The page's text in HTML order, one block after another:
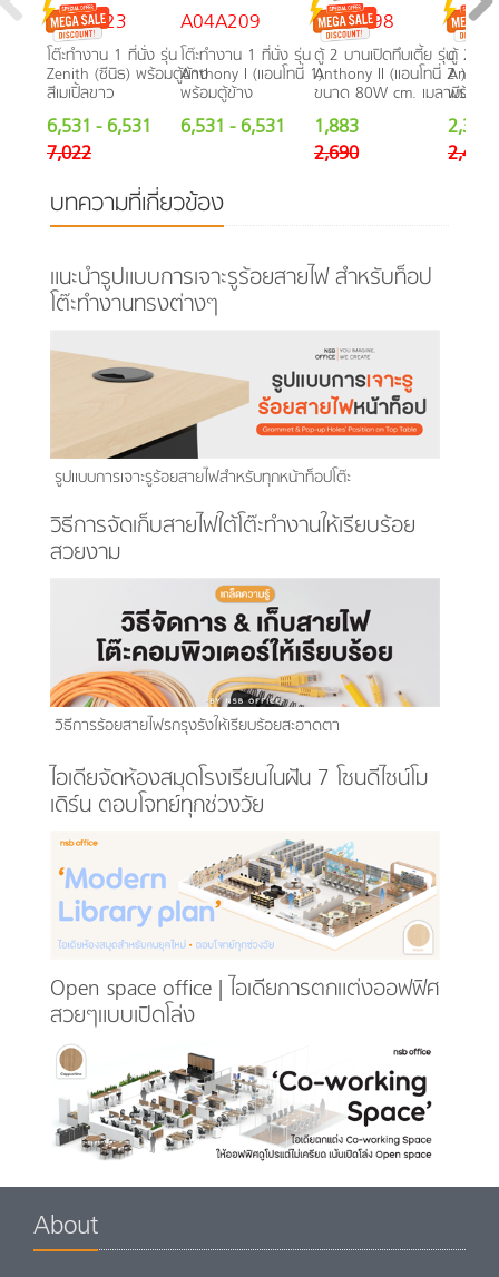
A02A023
โต๊ะทำงาน 1 ที่นั่ง รุ่น
Zenith (ซีนิธ) พร้อมตู้ข้าง
สีเมเปิ้ลขาว
6,531 - 6,531
7,022
A04A209
โต๊ะทำงาน 1 ที่นั่ง รุ่น
Anthony I (แอนโทนี่ 1)
พร้อมตู้ข้าง
6,531 - 6,531
C01A098
ตู้ 2 บานเปิดทึบเตี้ย รุ่น
Anthony II (แอนโทนี่ 2 )
ขนาด 80W cm. เมลามีน
1,883
2,690
ตู้ 2 บา
พร้อมช่
2,307
2,455
บทความที่เกี่ยวข้อง
แนะนำรูปแบบการเจาะรูร้อยสายไฟ สำหรับท็อป
โต๊ะทำงานทรงต่างๆ
รูปแบบการเจาะรูร้อยสายไฟสำหรับทุกหน้าท็อปโต๊ะ
วิธีการจัดเก็บสายไฟใต้โต๊ะทำงานให้เรียบร้อย
สวยงาม
วิธีการร้อยสายไฟรกรุงรังให้เรียบร้อยสะอาดตา
ไอเดียจัดห้องสมุดโรงเรียนในฝัน 7 โซนดีไซน์โม
เดิร์น ตอบโจทย์ทุกช่วงวัย
Open space office | ไอเดียการตกแต่งออฟฟิศ
สวยๆแบบเปิดโล่ง
About